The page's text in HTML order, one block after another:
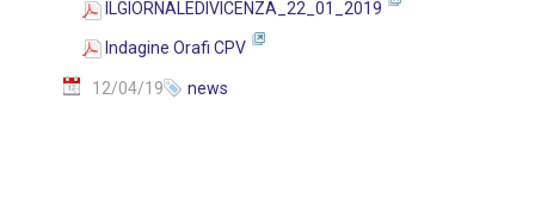
ILGIORNALEDIVICENZA_22_01_2019
Indagine Orafi CPV
12/04/19 news